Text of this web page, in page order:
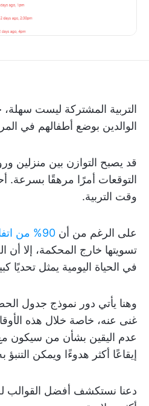
التربية المشتركة ليست سهلة،
الوالدين بوضع أطفالهم في
قد يصبح التوازن بين منزلين
التوقعات أمرًا مرهقًا بسرعة.
وقت التربية.
على الرغم من أن 90% من اتفاقيات الحضانة
تسويتها خارج المحكمة، إلا أن
في الحياة اليومية يمثل تحديًا
وهنا يأتي دور نموذج جدول
غنى عنه، خاصة خلال هذه
عدم اليقين بشأن من سيكون
إيقاعًا أكثر هدوءًا ويمكن التنبؤ
دعنا نستكشف أفضل القوالب